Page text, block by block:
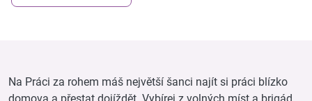
Na Práci za rohem máš největší šanci najít si práci blízko
domova a přestat dojíždět. Vybírej z volných míst a brigád